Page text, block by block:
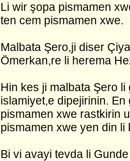
Li wir şopa pismamen
ten cem pismamen xwe.
Malbata Şero,ji diser
Ömerkan,re li herema
Hin kes ji malbata Şero
islamiyet,e dipejirinin.
pismamen xwe rastkirin
pismamen xwe yen din li
Bi vi avayi tevda li